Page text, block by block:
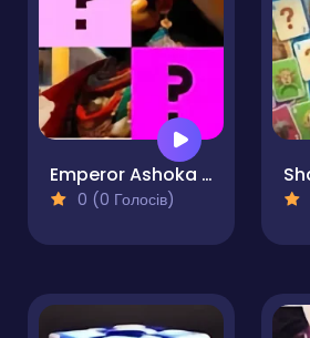
Emperor Ashoka Memory Match
0 (0 Голосів)